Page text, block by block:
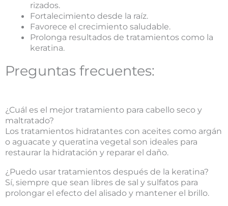
rizados.
Fortalecimiento desde la raíz.
Favorece el crecimiento saludable.
Prolonga resultados de tratamientos como la
keratina.
Preguntas frecuentes:
¿Cuál es el mejor tratamiento para cabello seco y
maltratado?
Los tratamientos hidratantes con aceites como argán
o aguacate y queratina vegetal son ideales para
restaurar la hidratación y reparar el daño.
¿Puedo usar tratamientos después de la keratina?
Sí, siempre que sean libres de sal y sulfatos para
prolongar el efecto del alisado y mantener el brillo.